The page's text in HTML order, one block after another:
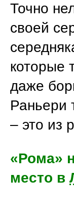
Точно
своей
которые
даже
Раньери
– это из
«Рома»
место в